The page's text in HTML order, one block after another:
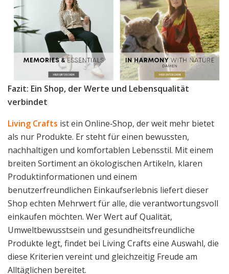
Fazit: Ein Shop, der Werte und Lebensqualität
verbindet
Living Crafts ist ein Online‑Shop, der weit mehr bietet
als nur Produkte. Er steht für einen bewussten,
nachhaltigen und komfortablen Lebensstil. Mit einem
breiten Sortiment an ökologischen Artikeln, klaren
Produktinformationen und einem
benutzerfreundlichen Einkaufserlebnis liefert dieser
Shop echten Mehrwert für alle, die verantwortungsvoll
einkaufen möchten. Wer Wert auf Qualität,
Umweltbewusstsein und gesundheitsfreundliche
Produkte legt, findet bei Living Crafts eine Auswahl, die
diese Kriterien vereint und gleichzeitig Freude am
Alltäglichen bereitet.